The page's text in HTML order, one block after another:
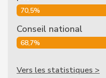
70,5%
Conseil national
68,7%
Vers les statistiques >